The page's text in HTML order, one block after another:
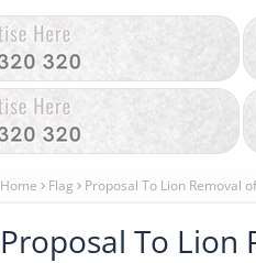
Home Flag Proposal To Lion Removal
Proposal To Lion